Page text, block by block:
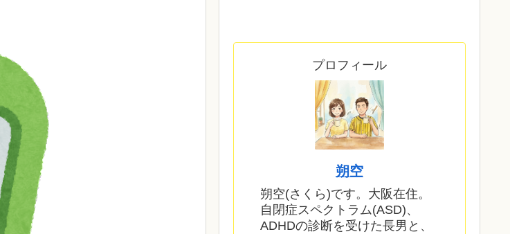
プロフィール
朔空
朔空(さくら)です。大阪在住。
自閉症スペクトラム(ASD)、
ADHDの診断を受けた長男と、